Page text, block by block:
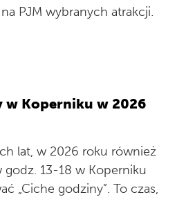
PJM wybranych atrakcji.
w Koperniku w 2026
lat, w 2026 roku również
godz. 13-18 w Koperniku
„Ciche godziny”. To czas,